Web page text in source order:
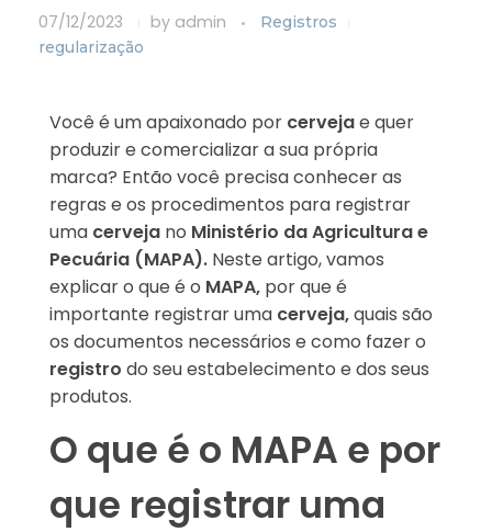
07/12/2023 by admin
Registros
regularização
Você é um apaixonado por cervejae quer
produzir e comercializar a sua própria
marca? Então você precisa conhecer as
regras e os procedimentos para registrar
uma cerveja no Ministério da Agricultura e
Pecuária (MAPA). Neste artigo, vamos
explicar o que é o MAPA, por que é
importante registrar uma cerveja,quais são
os documentos necessários e como fazer o
registro do seu estabelecimento e dos seus
produtos.
O que é o MAPA e por
que registrar uma